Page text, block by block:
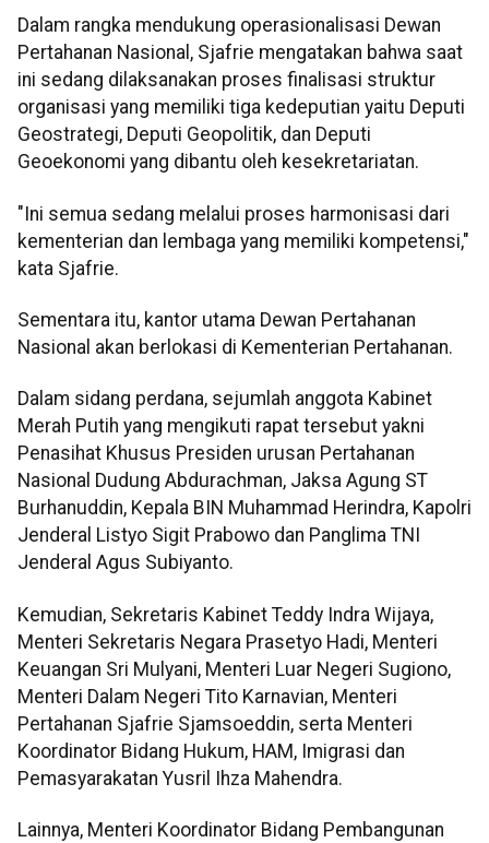
Dalam rangka mendukung operasionalisasi Dewan
Pertahanan Nasional, Sjafrie mengatakan bahwa saat
ini sedang dilaksanakan proses finalisasi struktur
organisasi yang memiliki tiga kedeputian yaitu Deputi
Geostrategi, Deputi Geopolitik, dan Deputi
Geoekonomi yang dibantu oleh kesekretariatan.
"Ini semua sedang melalui proses harmonisasi dari
kementerian dan lembaga yang memiliki kompetensi,"
kata Sjafrie.
Sementara itu, kantor utama Dewan Pertahanan
Nasional akan berlokasi di Kementerian Pertahanan.
Dalam sidang perdana, sejumlah anggota Kabinet
Merah Putih yang mengikuti rapat tersebut yakni
Penasihat Khusus Presiden urusan Pertahanan
Nasional Dudung Abdurachman, Jaksa Agung ST
Burhanuddin, Kepala BIN Muhammad Herindra, Kapolri
Jenderal Listyo Sigit Prabowo dan Panglima TNI
Jenderal Agus Subiyanto.
Kemudian, Sekretaris Kabinet Teddy Indra Wijaya,
Menteri Sekretaris Negara Prasetyo Hadi, Menteri
Keuangan Sri Mulyani, Menteri Luar Negeri Sugiono,
Menteri Dalam Negeri Tito Karnavian, Menteri
Pertahanan Sjafrie Sjamsoeddin, serta Menteri
Koordinator Bidang Hukum, HAM, Imigrasi dan
Pemasyarakatan Yusril Ihza Mahendra.
Lainnya, Menteri Koordinator Bidang Pembangunan